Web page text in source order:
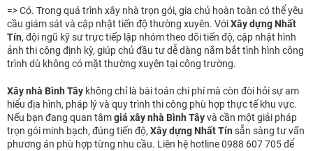
=> Có. Trong quá trình xây nhà trọn gói, gia chủ hoàn toàn có thể yêu
cầu giám sát và cập nhật tiến độ thường xuyên. VớiXây dựng Nhất
Tín, đội ngũ kỹ sư trực tiếp lập nhóm theo dõi tiến độ, cập nhật hình
ảnh thi công định kỳ, giúp chủ đầu tư dễ dàng nắm bắt tình hình công
trình dù không có mặt thường xuyên tại công trường.
Xây nhà Bình Tây không chỉ là bài toán chi phí mà còn đòi hỏi sự am
hiểu địa hình, pháp lý và quy trình thi công phù hợp thực tế khu vực.
Nếu bạn đang quan tâmgiá xây nhà Bình Tâyvà cần một giải pháp
trọn gói minh bạch, đúng tiến độ, Xây dựng Nhất Tín sẵn sàng tư vấn
phương án phù hợp từng nhu cầu. Liên hệ hotline 0988 607 705 để